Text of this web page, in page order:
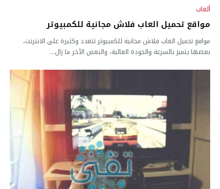
ألعاب
مواقع تحميل العاب فلاش مجانية للكمبيوتر
مواقع تحميل العاب فلاش مجانية للكمبيوتر تتعدد وكثيرة على الانترنت،
بعضها يتميز بالسرعة والجودة العالية، والبعض الآخر ما زال...